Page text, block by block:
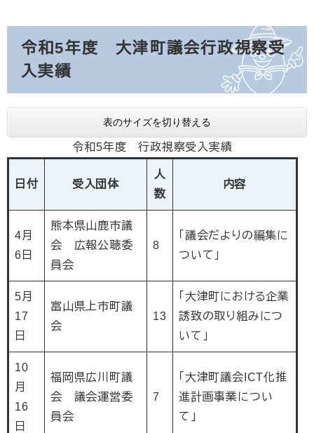
令和5年度 大津町議会行政視察受
入実績
表のサイズを切り替える
令和5年度 行政視察受入実績
日付 受入団体
人
数
内容
4月
6日
熊本県山鹿市議
会 広報公聴委
員会
8
「議会だよりの編集に
ついて」
5月
17
日
富山県上市町議
会
13
「大津町における企業
誘致の取り組みにつ
いて」
10
月
16
日
福岡県広川町議
会 議会運営委
員会
7
「大津町議会ICT化推
進計画事業につい
て」